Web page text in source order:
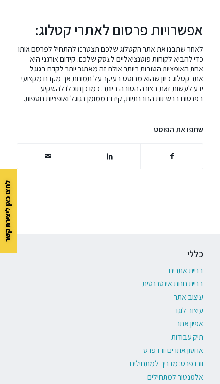
אפשרויות פרסום לאתרי קטלוג:
לאחר שתבנו את אתר הקטלוג שלכם תצטרכו להתחיל לפרסם אותו
כדי להביא לקוחות פוטנציאליים לעסק שלכם. קידום אורגניהיא
אחת האופציות הטובות ביותר אולם זה מאתגר יותר לקדם בגוגל
אתר קטלוג כיוון שהוא מבוסס בעיקר על תמונות אך מקדם מקצועי
ידע לעשות זאת בצורה הטובה ביותר. כמו כן תוכלו להשקיע
בפרסום ברשתות החברתיות, קידום ממומן בגוגל ואופציות נוספות.
שתפו את הפוסט
כללי
בניית אתרים
בניית חנות אינטרנטית
עיצוב אתר
עיצוב לוגו
אפיון אתר
תיק עבודות
אחסון אתרים וורדפרס
וורדפרס: מדריך למתחילים
אלמנטור למתחילים
לחצו כאן ליצירת קשר